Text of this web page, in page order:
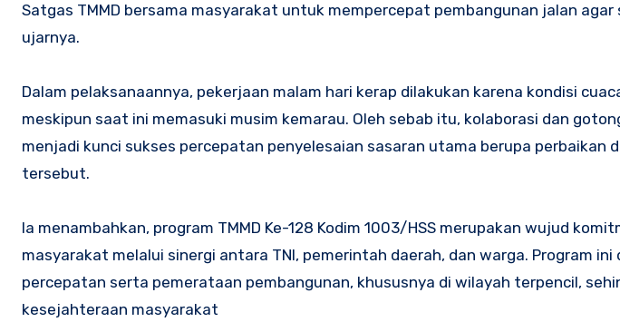
Satgas TMMD bersama masyarakat untuk mempercepat pembangunan jalan
ujarnya.
Dalam pelaksanaannya, pekerjaan malam hari kerap dilakukan karena kondisi
meskipun saat ini memasuki musim kemarau. Oleh sebab itu, kolaborasi dan
menjadi kunci sukses percepatan penyelesaian sasaran utama berupa perbaikan
tersebut.
Ia menambahkan, program TMMD Ke-128 Kodim 1003/HSS merupakan wujud
masyarakat melalui sinergi antara TNI, pemerintah daerah, dan warga. Program
percepatan serta pemerataan pembangunan, khususnya di wilayah terpencil,
kesejahteraan masyarakat